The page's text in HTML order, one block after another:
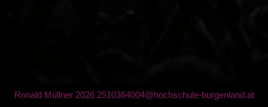
Ronald Müllner 2026 2510364004@hochschule-burgenland.at